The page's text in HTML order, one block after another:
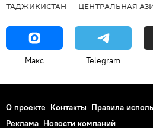
ТАДЖИКИСТАН ЦЕНТРАЛЬНАЯ
Макс Telegram
О проекте Контакты Правила
Реклама Новости компаний